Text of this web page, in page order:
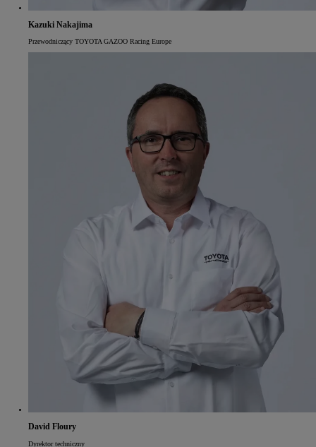
Kazuki Nakajima
Przewodniczący TOYOTA GAZOO Racing Europe
David Floury
Dyrektor techniczny